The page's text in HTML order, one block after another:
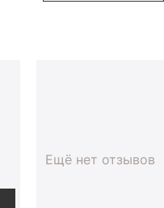
Ещё нет отзывов